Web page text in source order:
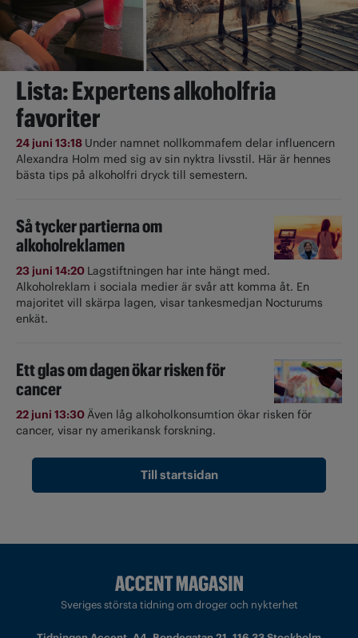
Lista: Expertens alkoholfria
favoriter
24 juni 13:18 Under namnet nollkommafem delar influencern
Alexandra Holm med sig av sin nyktra livsstil. Här är hennes
bästa tips på alkoholfri dryck till semestern.
Så tycker partierna om
alkoholreklamen
23 juni 14:20 Lagstiftningen har inte hängt med.
Alkoholreklam i sociala medier är svår att komma åt. En
majoritet vill skärpa lagen, visar tankesmedjan Nocturums
enkät.
Ett glas om dagen ökar risken för
cancer
22 juni 13:30Även låg alkoholkonsumtion ökar risken för
cancer, visar ny amerikansk forskning.
Till startsidan
Sveriges största tidning om droger och nykterhet